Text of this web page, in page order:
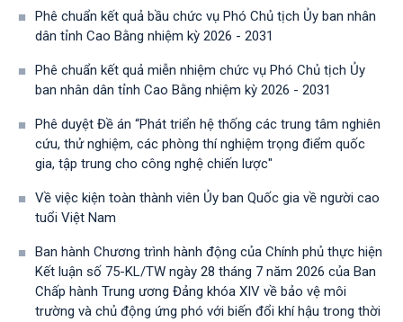
Phê chuẩn kết quả bầu chức vụ Phó Chủ tịch Ủy ban nhân
dân tỉnh Cao Bằng nhiệm kỳ 2026 - 2031
Phê chuẩn kết quả miễn nhiệm chức vụ Phó Chủ tịch Ủy
ban nhân dân tỉnh Cao Bằng nhiệm kỳ 2026 - 2031
Phê duyệt Đề án “Phát triển hệ thống các trung tâm nghiên
cứu, thử nghiệm, các phòng thí nghiệm trọng điểm quốc
gia, tập trung cho công nghệ chiến lược"
Về việc kiện toàn thành viên Ủy ban Quốc gia về người cao
tuổi Việt Nam
Ban hành Chương trình hành động của Chính phủ thực hiện
Kết luận số 75-KL/TW ngày 28 tháng 7 năm 2026 của Ban
Chấp hành Trung ương Đảng khóa XIV về bảo vệ môi
trường và chủ động ứng phó với biến đổi khí hậu trong thời